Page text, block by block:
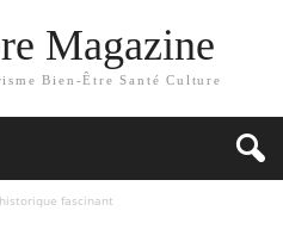
Magazine
Bien-Être Santé Culture
fascinant